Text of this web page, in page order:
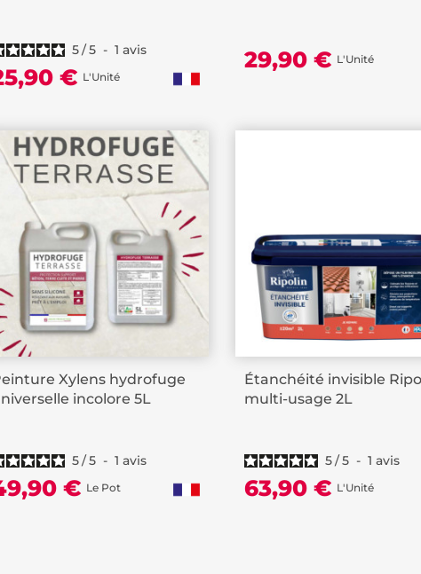
5/5 - 1 avis
€ L'Unité
29,90 € L'Unité
Xylens hydrofuge
incolore 5L
5/5 - 1 avis
€ Le Pot
Étanchéité invisible
multi-usage 2L
5/5 - 1 avis
63,90 € L'Unité